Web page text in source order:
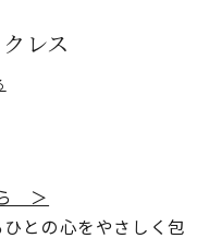
レス
＞
との心をやさしく包